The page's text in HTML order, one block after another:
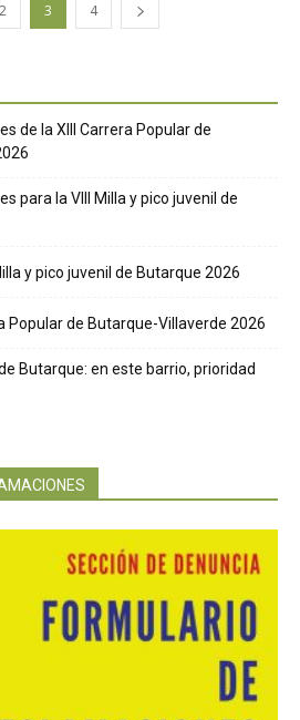
2 3 4
de la XIII Carrera Popular de
para la VIII Milla y pico juvenil de
y pico juvenil de Butarque 2026
Popular de Butarque-Villaverde 2026
Butarque: en este barrio, prioridad